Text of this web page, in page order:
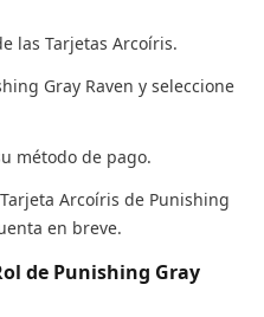
las Tarjetas Arcoíris.
Gray Raven y seleccione
método de pago.
Arcoíris de Punishing
en breve.
de Punishing Gray